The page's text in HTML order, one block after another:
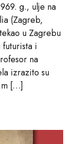
g., ulje na
(Zagreb,
u Zagrebu
futurista i
na
izrazito su
[…]